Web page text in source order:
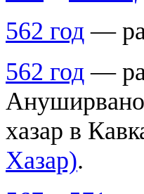
562 год —
562 год —
хазар в
Хазар).